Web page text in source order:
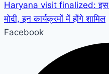
Haryana visit finalized: इस
मोदी, इन कार्यक्रमों में होंगे शामिल
Facebook